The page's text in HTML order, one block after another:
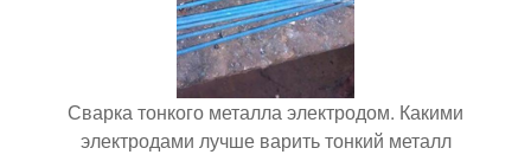
Сварка тонкого металла электродом. Какими
электродами лучше варить тонкий металл